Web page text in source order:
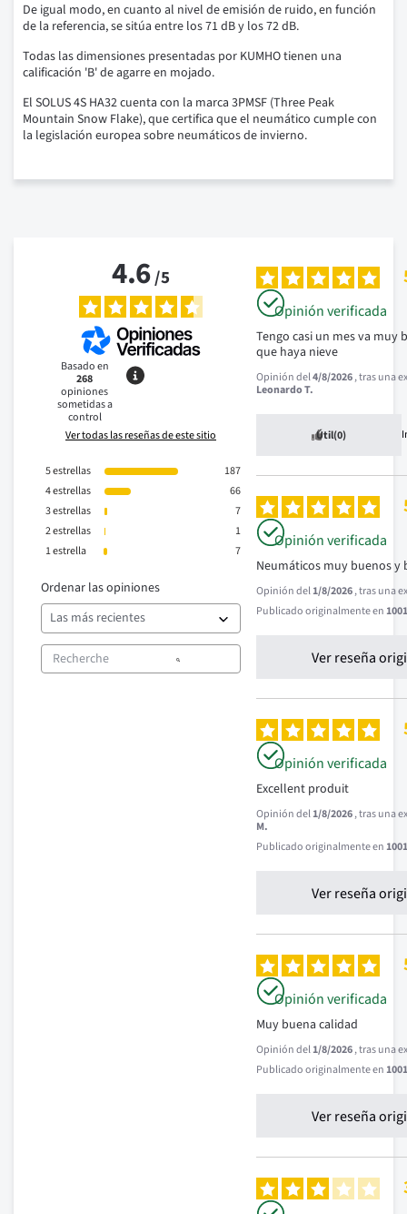
De igual modo, en cuanto al nivel de emisión de ruido, en función
de la referencia, se sitúa entre los 71 dB y los 72 dB.
Todas las dimensiones presentadas por KUMHO tienen una
calificación 'B' de agarre en mojado.
El SOLUS 4S HA32 cuenta con la marca 3PMSF (Three Peak
Mountain Snow Flake), que certifica que el neumático cumple con
la legislación europea sobre neumáticos de invierno.
4.6/5
Basado en
268
opiniones
sometidas a
control
Ver todas las reseñas de este sitio
5estrellas
187
4estrellas
66
3estrellas
7
2estrellas
1
1estrella 7
Ordenar las opiniones
Opinión verificada
Tengo casi un mes va muy
que haya nieve
Opinión del4/8/2026, tras una
Leonardo T.
Útil(0)
Opinión verificada
Neumáticos muy buenos y
Opinión del1/8/2026, tras una
Publicado originalmente en
Ver reseña
Opinión verificada
Excellent produit
Opinión del1/8/2026, tras una
M.
Publicado originalmente en
Ver reseña
Opinión verificada
Muy buena calidad
Opinión del1/8/2026, tras una
Publicado originalmente en
Ver reseña